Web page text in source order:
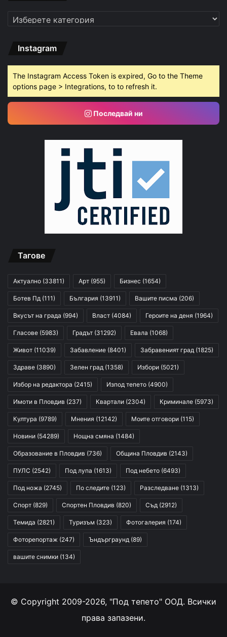
Категории
Instagram
The Instagram Access Token is expired, Go to the Theme
options page > Integrations, to to refresh it.
Последвай ни
Тагове
Актуално (33811) Арт (955) Бизнес (1654)
Ботев Пд (111) България (13911) Вашите писма (206)
Вкусът на града (994) Власт (4084) Героите на деня (1964)
Гласове (5983) Градът (31292) Евала (1068)
Живот (11039) Забавление (8401) Забравеният град (1825)
Здраве (3890) Зелен град (1358) Избори (5021)
Избор на редактора (2415) Изпод тепето (4900)
Имоти в Пловдив (237) Квартали (2304) Криминале (5973)
Култура (9789) Мнения (12142) Моите отговори (115)
Новини (54289) Нощна смяна (1484)
Образование в Пловдив (736) Община Пловдив (2143)
ПУЛС (2542) Под лупа (1613) Под небето (6493)
Под ножа (2745) По следите (123) Разследване (1313)
Спорт (829) Спортен Пловдив (820) Съд (2912)
Темида (2821) Туризъм (323) Фотогалерия (174)
Фоторепортаж (247) Ъндърграунд (89)
вашите снимки (134)
© Copyright 2009-2026, "Под тепето" ООД. Всички
права запазени.